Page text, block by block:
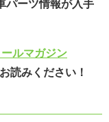
パーツ情報が入手
ルマガジン
読みください！